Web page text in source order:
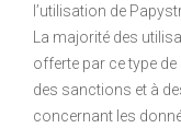
l’utilisation de
La majorité des
offerte par ce type
des sanctions et à
concernant les